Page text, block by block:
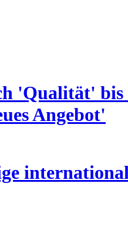
'Qualität'
Angebot'